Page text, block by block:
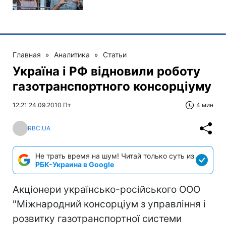
Главная » Аналитика » Статьи
Україна і РФ відновили роботу
газотранспортного консорціуму
12:21 24.09.2010 Пт 4 мин
RBC.UA
Не трать время на шум! Читай только суть из
РБК-Украина в Google
Акціонери українсько-російського ООО
"Міжнародний консорціум з управління і
розвитку газотранспортної системи